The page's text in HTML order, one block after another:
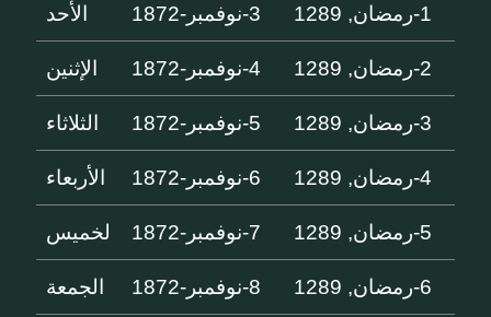
1-رمضان, 1289 3-نوفمبر-1872 الأحد
2-رمضان, 1289 4-نوفمبر-1872 الإثنين
3-رمضان, 1289 5-نوفمبر-1872 الثلاثاء
4-رمضان, 1289 6-نوفمبر-1872 الأربعاء
5-رمضان, 1289 7-نوفمبر-1872 لخميس
6-رمضان, 1289 8-نوفمبر-1872 الجمعة